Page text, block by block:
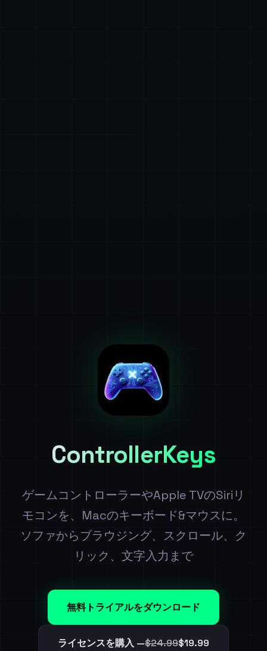
ControllerKeys
ゲームコントローラーやApple TVのSiriリ
モコンを、Macのキーボード&マウスに。
ソファからブラウジング、スクロール、ク
リック、文字入力まで
無料トライアルをダウンロード
ライセンスを購入 —$24.99$19.99